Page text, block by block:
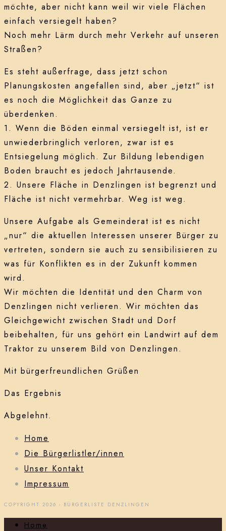
möchte, aber nicht kann weil wir viele Flächen
einfach versiegelt haben?
Noch mehr Lärm durch mehr Verkehr auf unseren
Straßen?
Es steht außerfrage, dass jetzt schon
Planungskosten angefallen sind, aber „jetzt“ ist
es noch die Möglichkeit das Ganze zu
überdenken.
1. Wenn die Böden einmal versiegelt ist, ist er
unwiederbringlich verloren, zwar ist es
Entsiegelung möglich. Zur Bildung lebendigen
Boden braucht es jedoch Jahrtausende.
2. Unsere Fläche in Denzlingen ist begrenzt und
Fläche ist nicht vermehrbar. Weg ist weg.
Unsere Aufgabe als Gemeinderat ist es nicht
„nur“ die aktuellen Interessen unserer Bürger zu
vertreten, sondern sie auch zu sensibilisieren zu
was für Konflikten es in der Zukunft kommen
wird.
Wir möchten die Identität und den Charm von
Denzlingen nicht verlieren. Wir möchten das
Gleichgewicht zwischen Stadt und Dorf
beibehalten, für uns gehört ein Landwirt auf dem
Traktor zu unserem Bild von Denzlingen.
Mit bürgerfreundlichen Grüßen
Das Ergebnis
Abgelehnt.
Home
Die Bürgerlistler/innen
Unser Kontakt
Impressum
COPYRIGHT 2026 - BÜRGERLISTE DENZLINGEN
Home